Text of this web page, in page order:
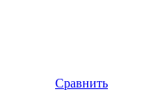
Сравнить